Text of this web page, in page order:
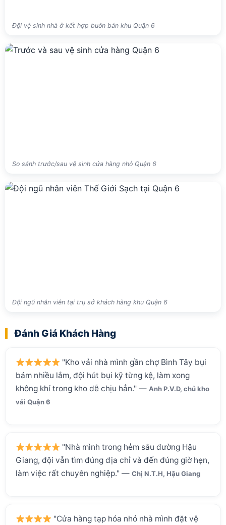
Đội vệ sinh nhà ở kết hợp buôn bán khu Quận 6
So sánh trước/sau vệ sinh cửa hàng nhỏ Quận 6
Đội ngũ nhân viên tại trụ sở khách hàng khu Quận 6
Đánh Giá Khách Hàng
"Kho vải nhà mình gần chợ Bình Tây bụi
bám nhiều lắm, đội hút bụi kỹ từng kệ, làm xong
không khí trong kho dễ chịu hẳn." — Anh P.V.D, chủ kho
vải Quận 6
"Nhà mình trong hẻm sâu đường Hậu
Giang, đội vẫn tìm đúng địa chỉ và đến đúng giờ hẹn,
làm việc rất chuyên nghiệp." — Chị N.T.H, Hậu Giang
"Cửa hàng tạp hóa nhỏ nhà mình đặt vệ